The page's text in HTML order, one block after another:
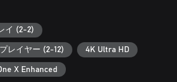
ュードーン』、ジョセフが主役となる
「ジョセフの崩壊」へと続く作品をそ
プンワールドをソロまたはCO-OPで思
大なオープンワールドを舞台に、ソロま
イ (2-2)
レイヤー (2-12) 4K Ultra HD
X Enhanced